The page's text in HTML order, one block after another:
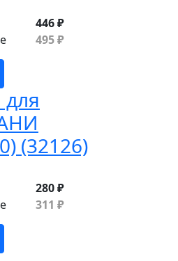
446 ₽
495 ₽
(32126)
280 ₽
311 ₽